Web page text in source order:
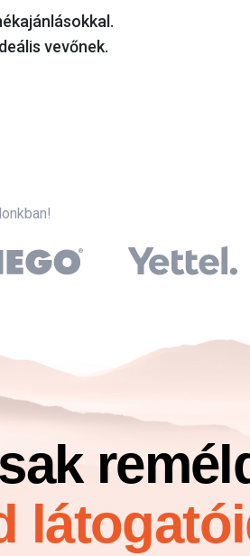
vevőnek.